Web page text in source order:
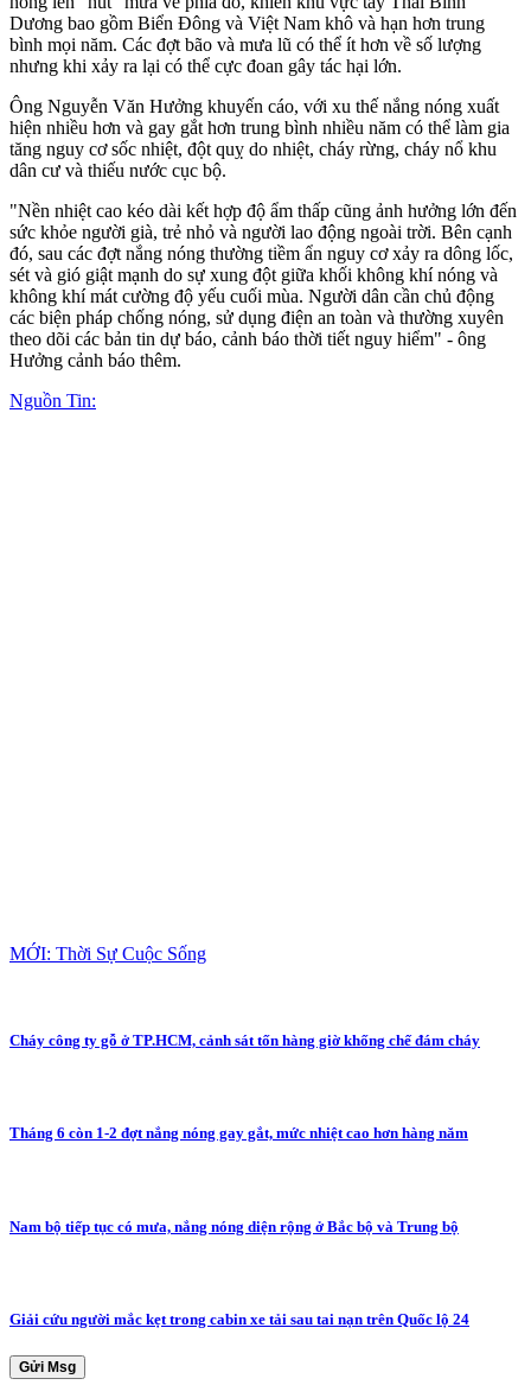
Dương bao gồm Biển Đông và Việt Nam khô và hạn hơn trung
bình mọi năm. Các đợt bão và mưa lũ có thể ít hơn về số lượng
nhưng khi xảy ra lại có thể cực đoan gây tác hại lớn.
Ông Nguyễn Văn Hưởng khuyến cáo, với xu thế nắng nóng xuất
hiện nhiều hơn và gay gắt hơn trung bình nhiều năm có thể làm gia
tăng nguy cơ sốc nhiệt, đột quỵ do nhiệt, cháy rừng, cháy nổ khu
dân cư và thiếu nước cục bộ.
"Nền nhiệt cao kéo dài kết hợp độ ẩm thấp cũng ảnh hưởng lớn đến
sức khỏe người già, trẻ nhỏ và người lao động ngoài trời. Bên cạnh
đó, sau các đợt nắng nóng thường tiềm ẩn nguy cơ xảy ra dông lốc,
sét và gió giật mạnh do sự xung đột giữa khối không khí nóng và
không khí mát cường độ yếu cuối mùa. Người dân cần chủ động
các biện pháp chống nóng, sử dụng điện an toàn và thường xuyên
theo dõi các bản tin dự báo, cảnh báo thời tiết nguy hiểm" - ông
Hưởng cảnh báo thêm.
Nguồn Tin:
MỚI: Thời Sự Cuộc Sống
Cháy công ty gỗ ở TP.HCM, cảnh sát tốn hàng giờ khống chế đám cháy
Tháng 6 còn 1-2 đợt nắng nóng gay gắt, mức nhiệt cao hơn hàng năm
Nam bộ tiếp tục có mưa, nắng nóng diện rộng ở Bắc bộ và Trung bộ
Giải cứu người mắc kẹt trong cabin xe tải sau tai nạn trên Quốc lộ 24
Gửi Msg